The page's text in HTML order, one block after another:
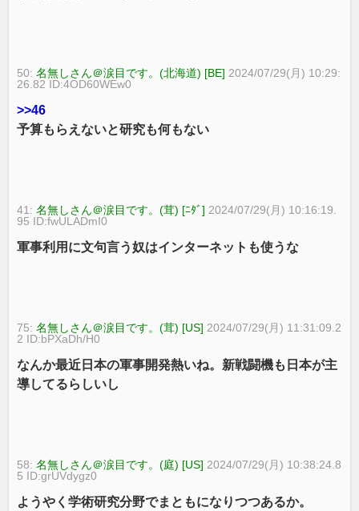
50:名無しさん＠涙目です。(北海道) [BE] 2024/07/29(月) 10:29:
26.82 ID:4OD60WEw0
>>46
予算もらえないと研究も何もない
41:名無しさん＠涙目です。(茸) [ﾆﾀﾞ] 2024/07/29(月) 10:16:19.
95 ID:fwULADmI0
軍事利用に文句言う奴はインターネットも使うな
75:名無しさん＠涙目です。(茸) [US] 2024/07/29(月) 11:31:09.2
2 ID:bPXaDh/H0
なんか最近日本の軍事開発熱いね。新戦闘機も日本が主
導してるらしいし
58:名無しさん＠涙目です。(庭) [US] 2024/07/29(月) 10:38:24.8
5 ID:grUVdygz0
ようやく学術研究分野でまともになりつつあるか。